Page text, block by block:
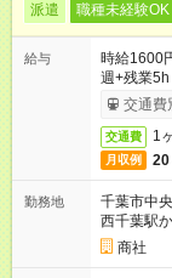
派遣 職種未経験OK
給与
時給1600
週+残業
取りサー
交通費
交通費 1
月収例 20
勤務地
千葉市中
西千葉駅
商社